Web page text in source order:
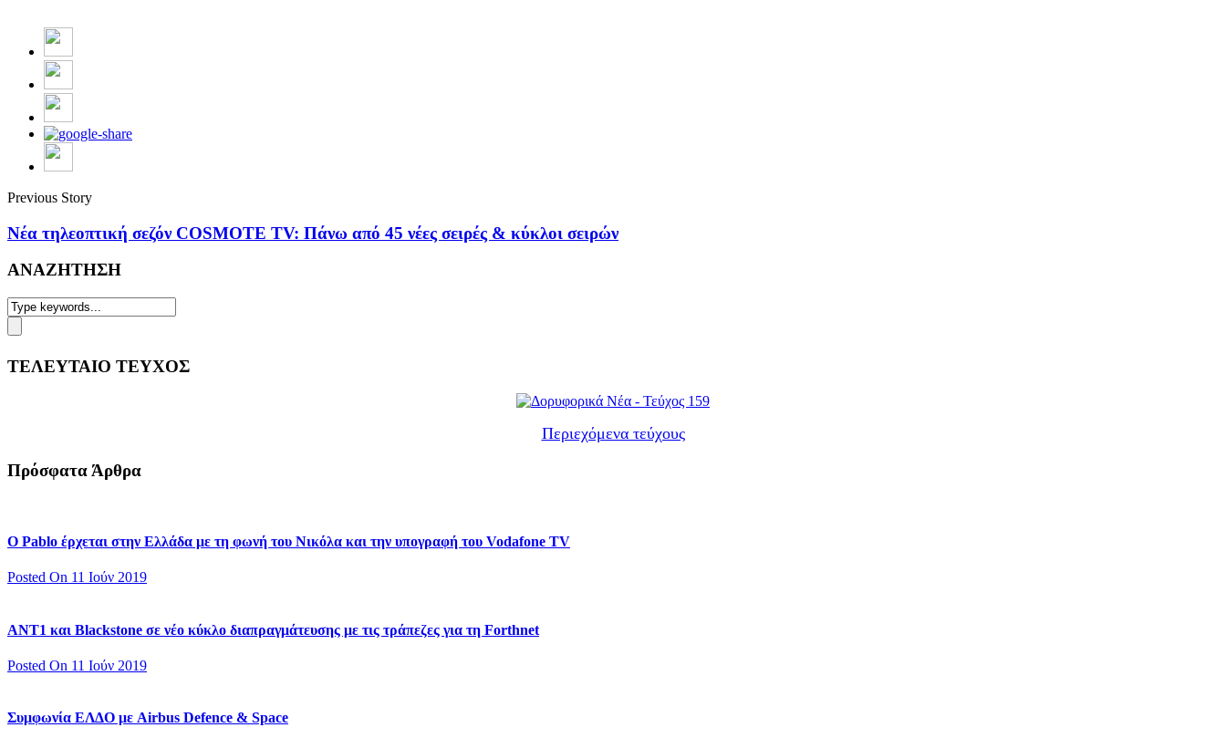
Previous Story
Νέα τηλεοπτική σεζόν COSMOTE TV: Πάνω από 45 νέες σειρές & κύκλοι σειρών
ΑΝΑΖΗΤΗΣΗ
ΤΕΛΕΥΤΑΙΟ ΤΕΥΧΟΣ
Περιεχόμενα τεύχους
Πρόσφατα Άρθρα
Ο Pablo έρχεται στην Ελλάδα με τη φωνή του Νικόλα και την υπογραφή του Vodafone TV
Posted On 11 Ιούν 2019
ΑΝΤ1 και Blackstone σε νέο κύκλο διαπραγμάτευσης με τις τράπεζες για τη Forthnet
Posted On 11 Ιούν 2019
Συμφωνία ΕΛΔΟ με Airbus Defence & Space